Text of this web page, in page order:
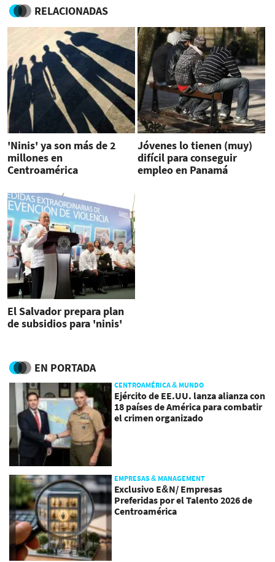
RELACIONADAS
'Ninis' ya son más de 2
millones en
Centroamérica
Jóvenes lo tienen (muy)
difícil para conseguir
empleo en Panamá
El Salvador prepara plan
de subsidios para 'ninis'
EN PORTADA
CENTROAMÉRICA & MUNDO
Ejército de EE.UU. lanza alianza con
18 países de América para combatir
el crimen organizado
EMPRESAS & MANAGEMENT
Exclusivo E&N/ Empresas
Preferidas por el Talento 2026 de
Centroamérica